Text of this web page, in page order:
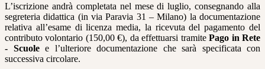
L’iscrizione andrà completata nel mese di luglio, consegnando alla
segreteria didattica (in via Paravia 31 – Milano) la documentazione
relativa all’esame di licenza media, la ricevuta del pagamento del
contributo volontario (150,00 €), da effettuarsi tramitePago in Rete
- Scuolee l’ulteriore documentazione che sarà specificata con
successiva circolare.